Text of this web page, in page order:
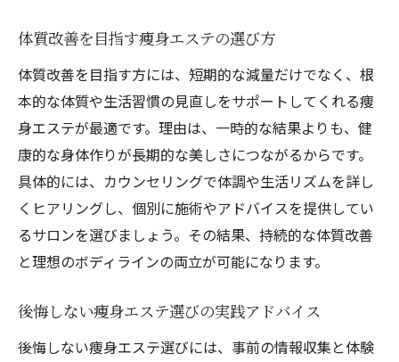
体質改善を目指す痩身エステの選び方
体質改善を目指す方には、短期的な減量だけでなく、根
本的な体質や生活習慣の見直しをサポートしてくれる痩
身エステが最適です。理由は、一時的な結果よりも、健
康的な身体作りが長期的な美しさにつながるからです。
具体的には、カウンセリングで体調や生活リズムを詳し
くヒアリングし、個別に施術やアドバイスを提供してい
るサロンを選びましょう。その結果、持続的な体質改善
と理想のボディラインの両立が可能になります。
後悔しない痩身エステ選びの実践アドバイス
後悔しない痩身エステ選びには、事前の情報収集と体験